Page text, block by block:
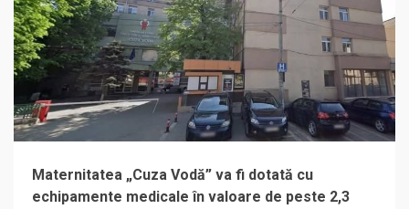
Maternitatea „Cuza Vodă” va fi dotată cu
echipamente medicale în valoare de peste 2,3